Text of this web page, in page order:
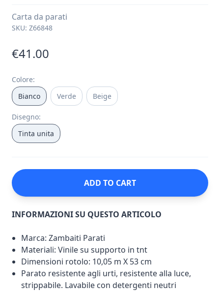
Carta da parati
SKU: Z66848
€41.00
Colore:
Bianco
Verde Beige
Disegno:
Tinta unita
ADD TO CART
INFORMAZIONI SU QUESTO ARTICOLO
Marca: Zambaiti Parati
Materiali: Vinile su supporto in tnt
Dimensioni rotolo: 10,05 m X 53 cm
Parato resistente agli urti, resistente alla luce,
strippabile. Lavabile con detergenti neutri